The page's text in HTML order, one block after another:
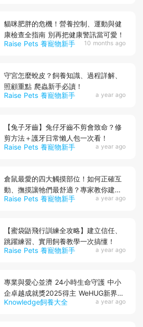
Raise Pets 養寵物新手 10 months ago
貓咪肥胖的危機！營養控制、運動與健
康檢查全指南 別再把健康警訊當可愛！
Raise Pets 養寵物新手 a year ago
守宮怎麼蛻皮？飼養知識、過程詳解、
照顧重點 爬蟲新手必讀！
Raise Pets 養寵物新手 a year ago
【兔子牙齒】兔仔牙齒不剪會致命？修
剪方法＋護牙日常懶人包一次看！
Raise Pets 養寵物新手 a year ago
倉鼠最愛的四大觸摸部位！如何正確互
動、撫摸讓牠們最舒適？專家教你建立
信任關係！
Raise Pets 養寵物新手 a year ago
【蜜袋鼯飛行訓練全攻略】建立信任、
跳躍練習、實用飼養教學一次搞懂！
Knowledge飼養大全 a year ago
專業與愛心並濟 24小時生命守護 中小
企卓越成就獎2025得主 WeHUG新界動
物醫療中心